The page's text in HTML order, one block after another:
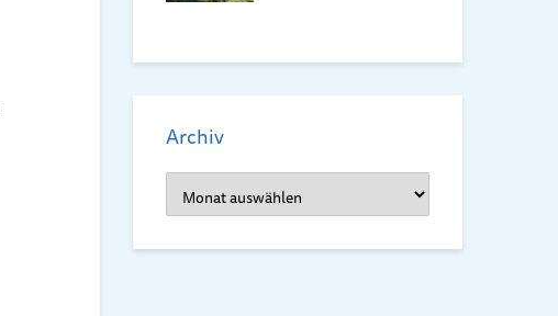
Archiv